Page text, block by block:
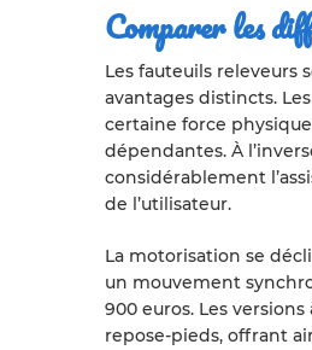
Comparer les
Les fauteuils releveurs
avantages distincts.
certaine force
dépendantes. À
considérablement
de l’utilisateur.
La motorisation se
un mouvement
900 euros. Les
repose-pieds, offrant